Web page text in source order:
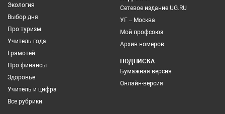
Экология
Выбор дня
Про туризм
Учитель года
Грамотей
Про финансы
Здоровье
Учитель и цифра
Все рубрики
Сетевое издание UG.RU
УГ – Москва
Мой профсоюз
Архив номеров
ПОДПИСКА
Бумажная версия
Онлайн-версия